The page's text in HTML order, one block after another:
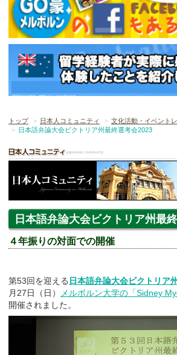
トップ 日本人コミュニティ
文化活動・イベント
日本語弁論大会ビクトリア州最終選考会2023
日本語弁論大会ビクトリア州最
４年振りの対面での開催
第53回を迎える 日本語弁論大会ビクトリア
月27日（日）
メルボルン大学の「Sidney
開催されました。